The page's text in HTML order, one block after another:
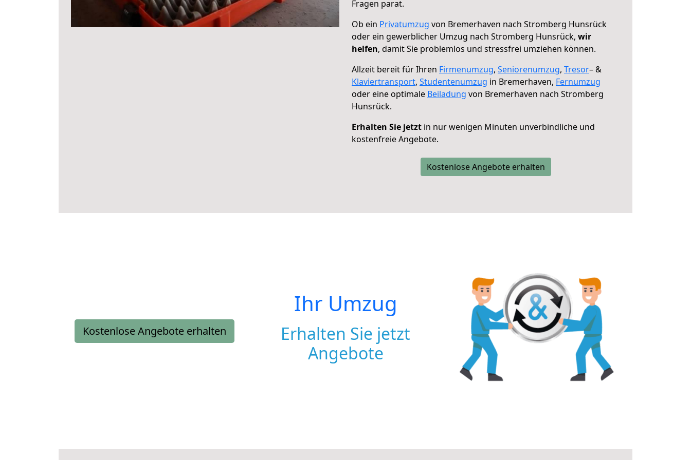
Fragen parat.
Ob ein Privatumzug von Bremerhaven nach Stromberg Hunsrück
oder ein gewerblicher Umzug nach Stromberg Hunsrück, wir
helfen, damit Sie problemlos und stressfrei umziehen können.
Allzeit bereit für Ihren Firmenumzug, Seniorenumzug, Tresor– &
Klaviertransport, Studentenumzug in Bremerhaven, Fernumzug
oder eine optimale Beiladung von Bremerhaven nach Stromberg
Hunsrück.
Erhalten Sie jetzt in nur wenigen Minuten unverbindliche und
kostenfreie Angebote.
Kostenlose Angebote erhalten
Kostenlose Angebote erhalten
Ihr Umzug
Erhalten Sie jetzt
Angebote